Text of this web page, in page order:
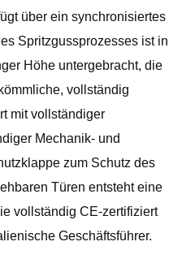
über ein synchronisiertes
Spritzgussprozesses ist in
Höhe untergebracht, die
vollständig
mit vollständiger
Mechanik- und
zum Schutz des
Türen entsteht eine
vollständig CE-zertifiziert
Geschäftsführer.